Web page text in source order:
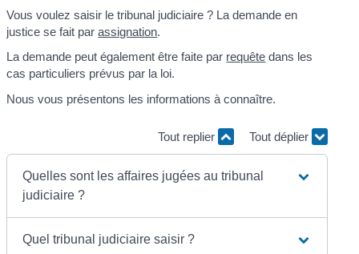
Vous voulez saisir le tribunal judiciaire ? La demande en
justice se fait parassignation.
La demande peut également être faite par requête dans les
cas particuliers prévus par la loi.
Nous vous présentons les informations à connaître.
Tout replier Tout déplier
Quelles sont les affaires jugées au tribunal
judiciaire ?
Quel tribunal judiciaire saisir ?